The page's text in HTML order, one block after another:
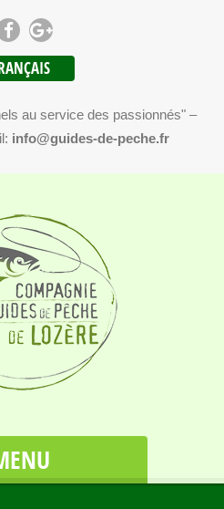
au service des passionnés" –
info@guides-de-peche.fr